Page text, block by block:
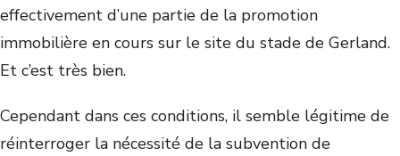
effectivement d’une partie de la promotion
immobilière en cours sur le site du stade de Gerland.
Et c’est très bien.
Cependant dans ces conditions, il semble légitime de
réinterroger la nécessité de la subvention de